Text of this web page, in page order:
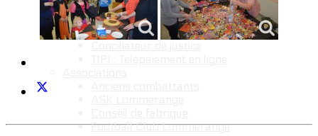
Environnement / Déchetterie
Numéros utiles - Services sociaux
Numéros utiles -Santé & Divers
Football Club Lommerange